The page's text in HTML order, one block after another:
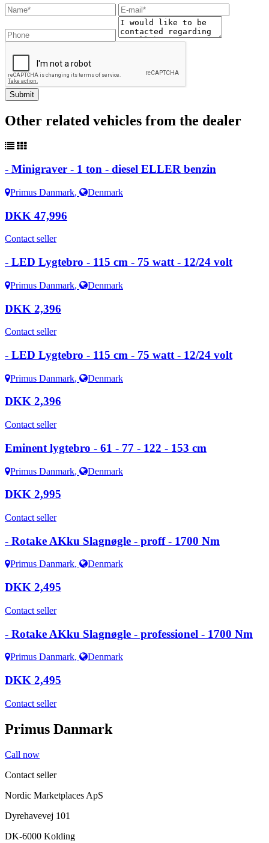
Other related vehicles from the dealer
- Minigraver - 1 ton - diesel ELLER benzin
Primus Danmark, Denmark
DKK 47,996
Contact seller
- LED Lygtebro - 115 cm - 75 watt - 12/24 volt
Primus Danmark, Denmark
DKK 2,396
Contact seller
- LED Lygtebro - 115 cm - 75 watt - 12/24 volt
Primus Danmark, Denmark
DKK 2,396
Contact seller
Eminent lygtebro - 61 - 77 - 122 - 153 cm
Primus Danmark, Denmark
DKK 2,995
Contact seller
- Rotake AKku Slagnøgle - proff - 1700 Nm
Primus Danmark, Denmark
DKK 2,495
Contact seller
- Rotake AKku Slagnøgle - professionel - 1700 Nm
Primus Danmark, Denmark
DKK 2,495
Contact seller
Primus Danmark
Call now
Contact seller
Nordic Marketplaces ApS
Dyrehavevej 101
DK-6000 Kolding